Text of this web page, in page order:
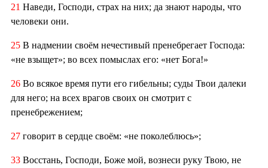
21 Наведи, Господи, страх на них; да знают народы, что
человеки они.
25 В надмении своём нечестивый пренебрегает Господа:
«не взыщет»; во всех помыслах его: «нет Бога!»
26 Во всякое время пути его гибельны; суды Твои далеки
для него; на всех врагов своих он смотрит с
пренебрежением;
27 говорит в сердце своём: «не поколеблюсь»;
33 Восстань, Господи, Боже мой, вознеси руку Твою, не